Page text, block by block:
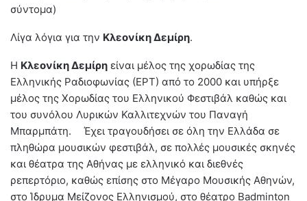
σύντομα)
Λίγα λόγια για την Κλεονίκη Δεμίρη.
Η Κλεονίκη Δεμίρη είναι μέλος της χορωδίας της
Ελληνικής Ραδιοφωνίας (ΕΡΤ) από το 2000 και υπήρξε
μέλος της Χορωδίας του Ελληνικού Φεστιβάλ καθώς και
του συνόλου Λυρικών Καλλιτεχνών του Παναγή
Μπαρμπάτη. Έχει τραγουδήσει σε όλη την Ελλάδα σε
πληθώρα μουσικών φεστιβάλ, σε πολλές μουσικές σκηνές
και θέατρα της Αθήνας με ελληνικό και διεθνές
ρεπερτόριο, καθώς επίσης στο Μέγαρο Μουσικής Αθηνών,
στο Ίδρυμα Μείζονος Ελληνισμού, στο θέατρο Βadminton